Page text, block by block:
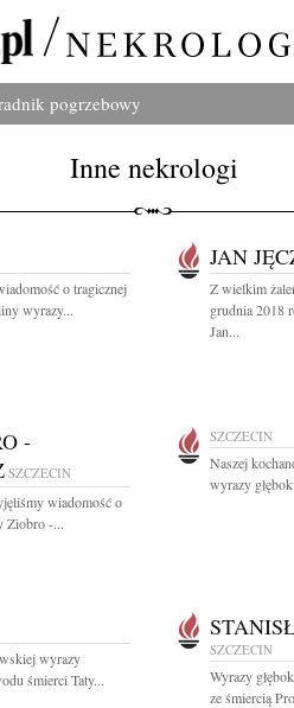
pogrzebowy
Inne nekrologi
o tragicznej
wyrazy...
JAN
Z wielkim
grudnia 2018
Jan...
-
SZCZECIN
wiadomość o
Ziobro -...
SZCZECIN
Naszej
wyrazy
wyrazy
śmierci Taty...
SZCZECIN
Wyrazy
ze śmiercią